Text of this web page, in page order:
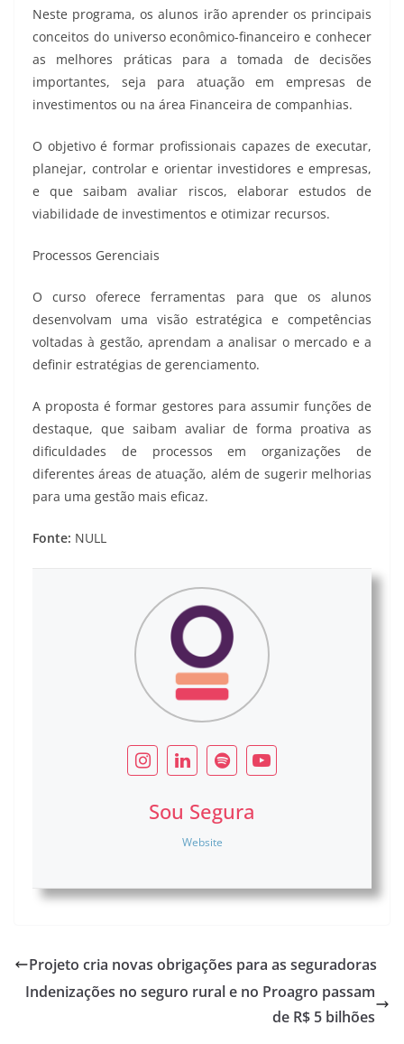
Neste programa, os alunos irão aprender os principais
conceitos do universo econômico-financeiro e conhecer
as melhores práticas para a tomada de decisões
importantes, seja para atuação em empresas de
investimentos ou na área Financeira de companhias.
O objetivo é formar profissionais capazes de executar,
planejar, controlar e orientar investidores e empresas,
e que saibam avaliar riscos, elaborar estudos de
viabilidade de investimentos e otimizar recursos.
Processos Gerenciais
O curso oferece ferramentas para que os alunos
desenvolvam uma visão estratégica e competências
voltadas à gestão, aprendam a analisar o mercado e a
definir estratégias de gerenciamento.
A proposta é formar gestores para assumir funções de
destaque, que saibam avaliar de forma proativa as
dificuldades de processos em organizações de
diferentes áreas de atuação, além de sugerir melhorias
para uma gestão mais eficaz.
Fonte: NULL
Sou Segura
Website
Projeto cria novas obrigações para as seguradoras
Indenizações no seguro rural e no Proagro passam
de R$ 5 bilhões